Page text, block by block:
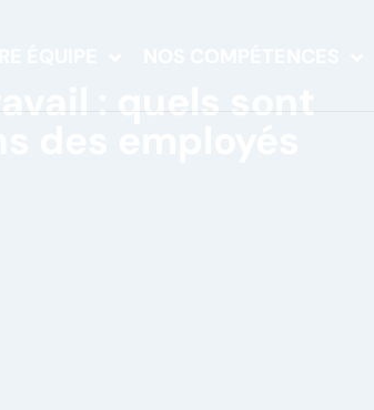
: quels sont